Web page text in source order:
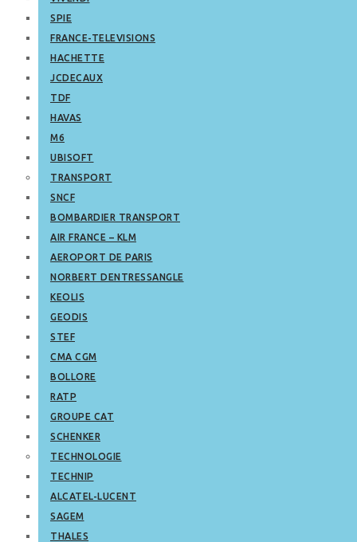
SPIE
FRANCE-TELEVISIONS
HACHETTE
JCDECAUX
TDF
HAVAS
M6
UBISOFT
TRANSPORT
SNCF
BOMBARDIER TRANSPORT
AIR FRANCE – KLM
AEROPORT DE PARIS
NORBERT DENTRESSANGLE
KEOLIS
GEODIS
STEF
CMA CGM
BOLLORE
RATP
GROUPE CAT
SCHENKER
TECHNOLOGIE
TECHNIP
ALCATEL-LUCENT
SAGEM
THALES